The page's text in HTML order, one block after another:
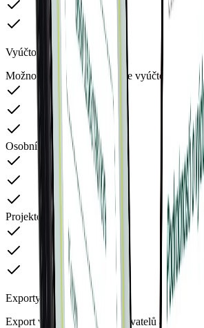
Vyúčtování
Možnost nastavení frekvence vyúčtování
Osobní vyúčtování
Projektové vyúčtování
Exporty, importy a API
Export výdajů, transakcí, uživatelů a karet